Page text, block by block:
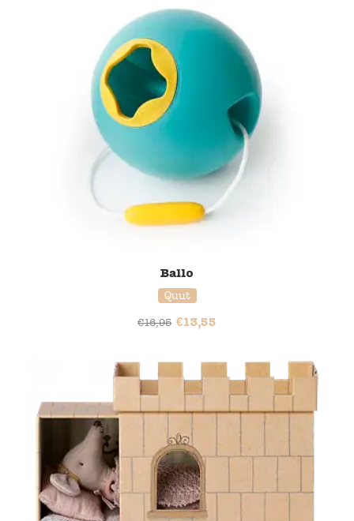
Ballo
Quut
€16,95 €13,55